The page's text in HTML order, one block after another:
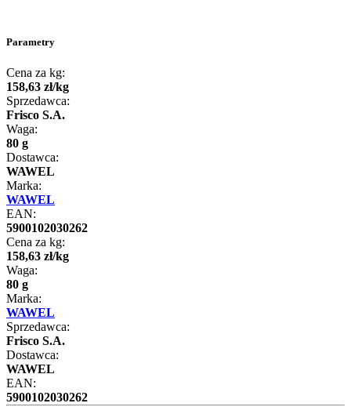
Parametry
Cena za kg:
158,63 zł/kg
Sprzedawca:
Frisco S.A.
Waga:
80 g
Dostawca:
WAWEL
Marka:
WAWEL
EAN:
5900102030262
Cena za kg:
158,63 zł/kg
Waga:
80 g
Marka:
WAWEL
Sprzedawca:
Frisco S.A.
Dostawca:
WAWEL
EAN:
5900102030262